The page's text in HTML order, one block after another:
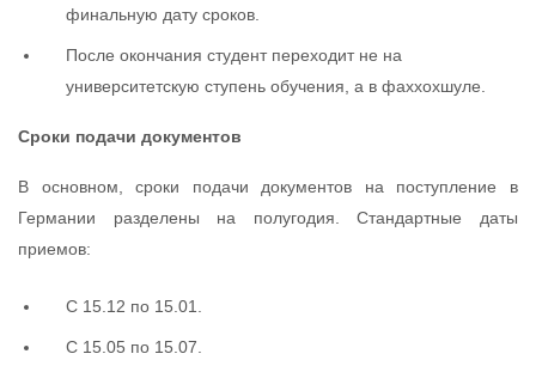
финальную дату сроков.
После окончания студент переходит не на
университетскую ступень обучения, а в фаххохшуле.
Сроки подачи документов
В основном, сроки подачи документов на поступление в
Германии разделены на полугодия. Стандартные даты
приемов:
С 15.12 по 15.01.
С 15.05 по 15.07.